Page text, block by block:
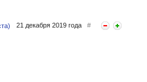
21 декабря 2019 года #